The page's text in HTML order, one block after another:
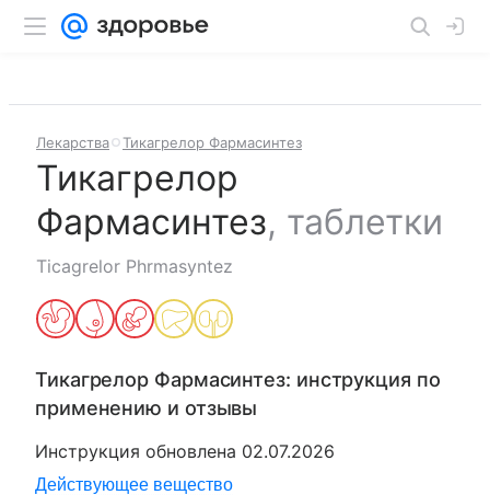
Лекарства Тикагрелор Фармасинтез
Тикагрелор
Фармасинтез, таблетки
Ticagrelor Phrmasyntez
Тикагрелор Фармасинтез: инструкция по
применению и отзывы
Инструкция обновлена 02.07.2026
Действующее вещество